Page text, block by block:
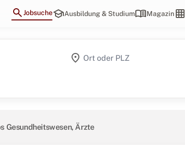
searchJobsucheschoolAusbildung & Studiummenu_bookMagazingrid_on
location_on
Gesundheitswesen, Ärzte